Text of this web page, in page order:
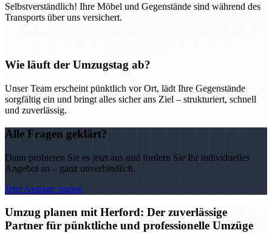
Selbstverständlich! Ihre Möbel und Gegenstände sind während des
Transports über uns versichert.
Wie läuft der Umzugstag ab?
Unser Team erscheint pünktlich vor Ort, lädt Ihre Gegenstände
sorgfältig ein und bringt alles sicher ans Ziel – strukturiert, schnell
und zuverlässig.
Alle Fragen geklärt?
Dann probieren Sie es jetzt aus und fordern Sie Ihr individuelles
Angebot an – ganz unverbindlich.
Jetzt Anfrage starten
Umzug planen mit Herford: Der zuverlässige
Partner für pünktliche und professionelle Umzüge